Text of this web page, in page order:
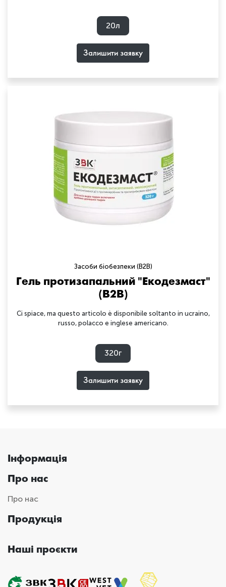
20л
Залишити заявку
Засоби біобезпеки (B2B)
Гель протизапальний "Екодезмаст"
(B2B)
Ci spiace, ma questo articolo è disponibile soltanto in ucraino,
russo, polacco e inglese americano.
320г
Залишити заявку
Інформація
Про нас
Про нас
Продукція
Наші проєкти